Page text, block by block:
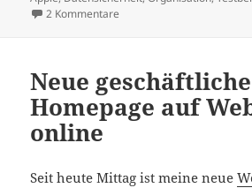
2 Kommentare
Neue geschäftliche
Homepage auf
online
Seit heute Mittag ist meine neue